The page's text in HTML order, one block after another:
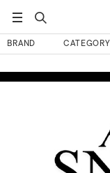
BRAND CATEGORY